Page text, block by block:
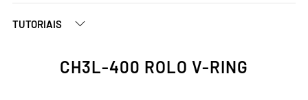
TUTORIAIS
CH3L-400 ROLO V-RING